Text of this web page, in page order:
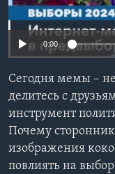
Learning English
Языки
0:00
Сегодня мемы –
делитесь с
инструмент
Почему
изображения
повлиять на